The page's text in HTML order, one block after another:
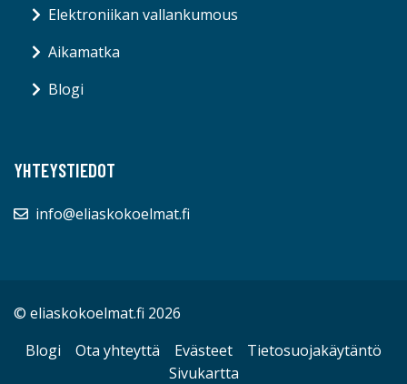
Elektroniikan vallankumous
Aikamatka
Blogi
YHTEYSTIEDOT
info@eliaskokoelmat.fi
© eliaskokoelmat.fi 2026
Blogi
Ota yhteyttä Evästeet
Tietosuojakäytäntö
Sivukartta